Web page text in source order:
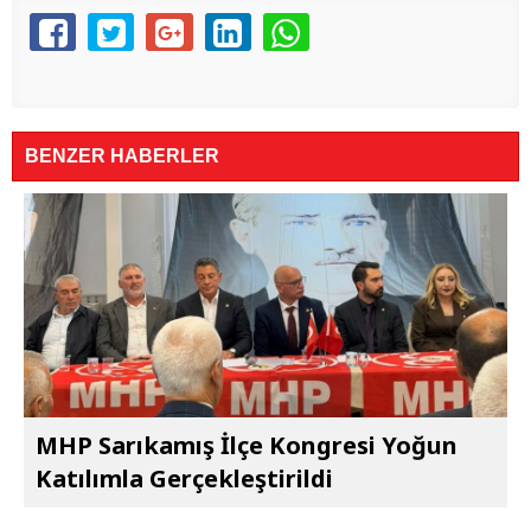
BENZER HABERLER
MHP Sarıkamış İlçe Kongresi Yoğun
Katılımla Gerçekleştirildi